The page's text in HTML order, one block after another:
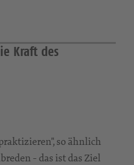
Kraft des
so ähnlich
- das ist das Ziel